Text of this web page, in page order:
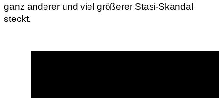
ganz anderer und viel größerer Stasi-Skandal
steckt.